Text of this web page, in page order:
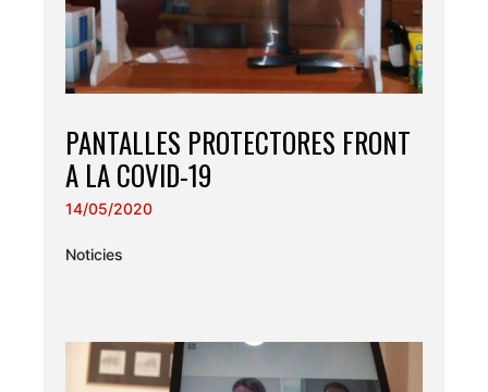
PANTALLES PROTECTORES FRONT
A LA COVID-19
14/05/2020
Noticies